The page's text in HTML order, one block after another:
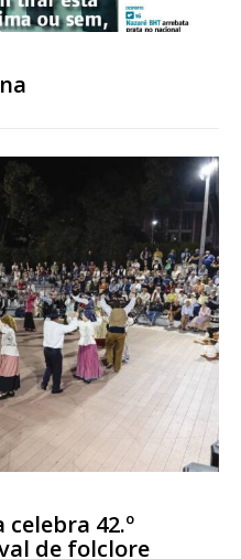
celebra 42.º
de folclore